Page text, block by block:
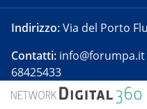
Indirizzo:Via del Porto
Contatti: info@forumpa.it
68425433